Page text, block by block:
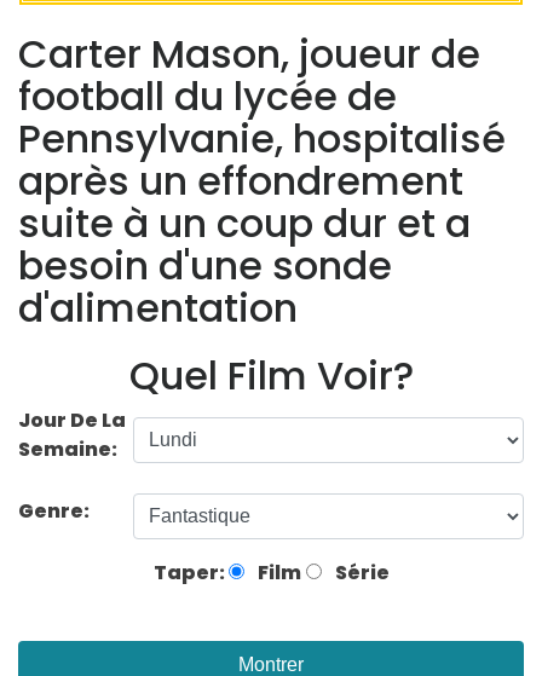
Carter Mason, joueur de
football du lycée de
Pennsylvanie, hospitalisé
après un effondrement
suite à un coup dur et a
besoin d'une sonde
d'alimentation
Quel Film Voir?
Jour De La
Semaine:
Genre:
Taper: Film Série
Montrer